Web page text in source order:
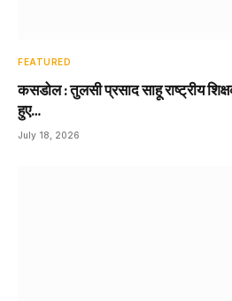
FEATURED
कसडोल : तुलसी प्रसाद साहू राष्ट्रीय
हुए…
July 18, 2026